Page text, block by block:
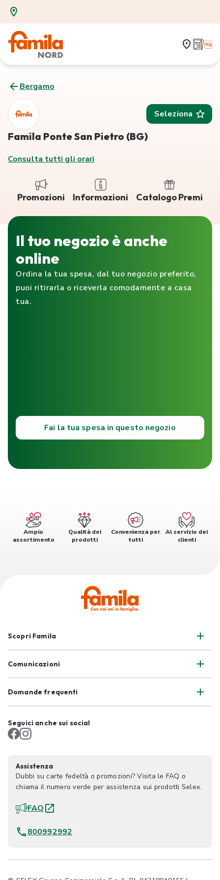
Bergamo
Seleziona
Famila Ponte San Pietro (BG)
Consulta tutti gli orari
Promozioni Informazioni Catalogo Premi
Il tuo negozio è anche
online
Ordina la tua spesa, dal tuo negozio preferito,
puoi ritirarla o riceverla comodamente a casa
tua.
Fai la tua spesa in questo negozio
Ampio
assortimento
Qualità dei
prodotti
Convenienza per
tutti
Al servizio dei
clienti
Scopri Famila
Comunicazioni
Domande frequenti
Seguici anche sui social
Assistenza
Dubbi su carte fedeltà o promozioni? Visita le FAQ o
chiama il numero verde per assistenza sui prodotti Selex.
FAQ
800992992